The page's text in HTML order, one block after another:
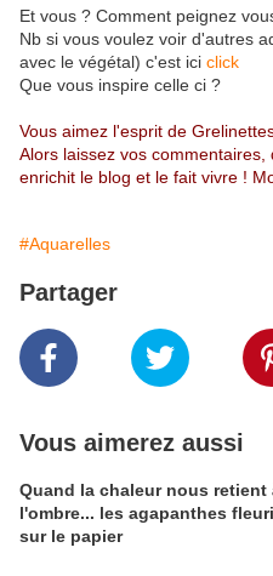
Et vous ? Comment peignez
Nb si vous voulez voir d'autres
avec le végétal) c'est ici click
Que vous inspire celle ci ?
Vous aimez l'esprit de
Alors laissez vos
enrichit le blog et le fait vivre !
#Aquarelles
Partager
Vous aimerez aussi
Quand la chaleur nous retient
l'ombre... les agapanthes
sur le papier